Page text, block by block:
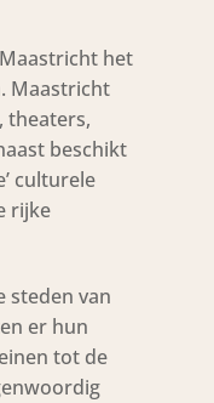
het
Maastricht
theaters,
beschikt
culturele
rijke
steden van
er hun
tot de